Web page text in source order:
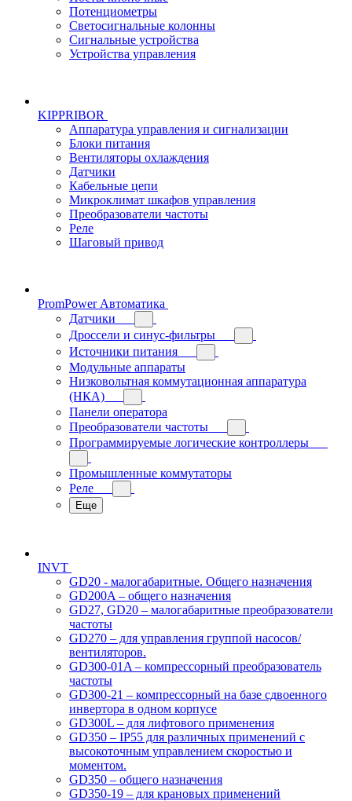
Потенциометры
Светосигнальные колонны
Сигнальные устройства
Устройства управления
KIPPRIBOR
Аппаратура управления и сигнализации
Блоки питания
Вентиляторы охлаждения
Датчики
Кабельные цепи
Микроклимат шкафов управления
Преобразователи частоты
Реле
Шаговый привод
PromPower Автоматика
Датчики
Дроссели и синус-фильтры
Источники питания
Модульные аппараты
Низковольтная коммутационная аппаратура
(НКА)
Панели оператора
Преобразователи частоты
Программируемые логические контроллеры
Промышленные коммутаторы
Реле
Еще
INVT
GD20 - малогабаритные. Общего назначения
GD200A – общего назначения
GD27, GD20 – малогабаритные преобразователи
частоты
GD270 – для управления группой насосов/
вентиляторов.
GD300-01A – компрессорный преобразователь
частоты
GD300-21 – компрессорный на базе сдвоенного
инвертора в одном корпусе
GD300L – для лифтового применения
GD350 – IP55 для различных применений с
высокоточным управлением скоростью и
моментом.
GD350 – общего назначения
GD350-19 – для крановых применений